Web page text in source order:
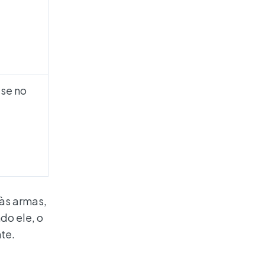
no
armas,
ele, o